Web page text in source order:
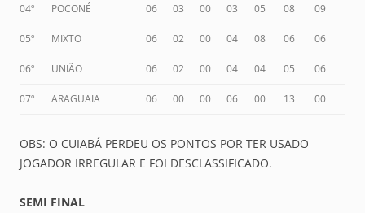
04º POCONÉ 06 03 00 03 05 08 09
05º MIXTO 06 02 00 04 08 06 06
06º UNIÃO 06 02 00 04 04 05 06
07º ARAGUAIA 06 00 00 06 00 13 00
OBS: O CUIABÁ PERDEU OS PONTOS POR TER USADO
JOGADOR IRREGULAR E FOI DESCLASSIFICADO.
SEMI FINAL